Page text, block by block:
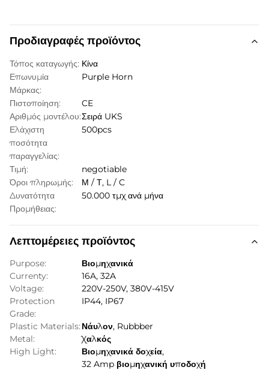
Προδιαγραφές προϊόντος
Τόπος καταγωγής: Κίνα
Επωνυμία
Μάρκας:
Purple Horn
Πιστοποίηση:
CE
Αριθμός μοντέλου:Σειρά UKS
Ελάχιστη
ποσότητα
παραγγελίας:
500pcs
Τιμή:
negotiable
Όροι πληρωμής:
Μ / Τ, L / C
Δυνατότητα
Προμήθειας:
50.000 τμχ ανά μήνα
Λεπτομέρειες προϊόντος
Purpose:
Βιομηχανικά
Currenty:
16A, 32A
Voltage:
220V-250V, 380V-415V
Protection
Grade:
IP44, IP67
Plastic Materials: Νάυλον, Rubbber
Metal:
Χαλκός
High Light:
Βιομηχανικά δοχεία,
32 Amp βιομηχανική υποδοχή